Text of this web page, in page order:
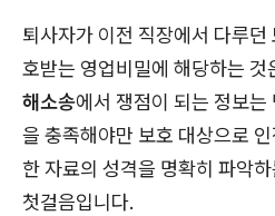
퇴사자가 이전 직장에서 다루
호받는 영업비밀에 해당하는 것
해소송에서 쟁점이 되는 정보
을 충족해야만 보호 대상으로
한 자료의 성격을 명확히 파악
첫걸음입니다.